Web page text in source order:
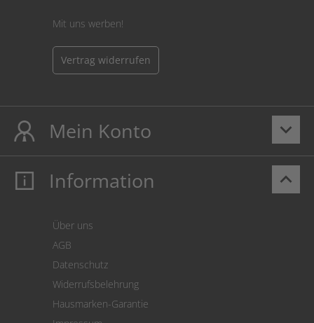
Mit uns werben!
Vertrag widerrufen
keyboard_arrow_down
Mein Konto
Mein Konto
keyboard_arrow_up
Information
Über uns
AGB
Datenschutz
Widerrufsbelehrung
Hausmarken-Garantie